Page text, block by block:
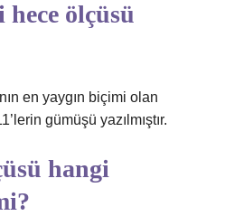
hece ölçüsü
en yaygın biçimi olan
gümüşü yazılmıştır.
hangi